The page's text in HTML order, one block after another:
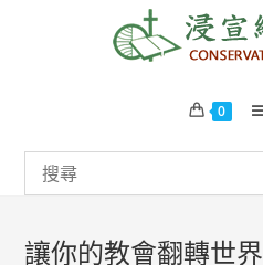
0
讓你的教會翻轉世界